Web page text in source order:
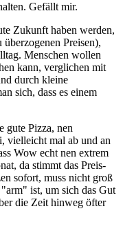
Gefällt mir.
Zukunft haben werden,
Preisen),
Menschen wollen
kann, verglichen mit
durch kleine
sich, dass es einem
gute Pizza, nen
vielleicht mal ab und an
Wow echt nen extrem
da stimmt das Preis-
sofort, muss nicht groß
ist, um sich das Gut
die Zeit hinweg öfter